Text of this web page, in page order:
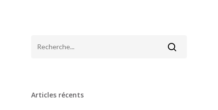
Articles récents